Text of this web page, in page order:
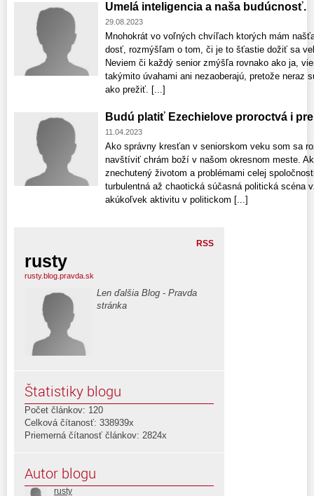
Umelá inteligencia a naša budúcnosť.
29.08.2023
Mnohokrát vo voľných chvíľach ktorých mám
dosť, rozmýšľam o tom, či je to šťastie dožiť sa
Neviem či každý senior zmýšľa rovnako ako ja,
takýmito úvahami ani nezaoberajú, pretože neraz
ako prežiť. [...]
Budú platiť Ezechielove proroctvá i
11.04.2023
Ako správny kresťan v seniorskom veku som sa
navštíviť chrám boží v našom okresnom meste.
znechutený životom a problémami celej
turbulentná až chaotická súčasná politická scéna
akúkoľvek aktivitu v politickom [...]
RSS
rusty
rusty.blog.pravda.sk
Len ďalšia Blog - Pravda
stránka
Štatistiky blogu
Počet článkov: 120
Celková čítanosť: 338939x
Priemerná čítanosť článkov: 2824x
Autor blogu
rusty